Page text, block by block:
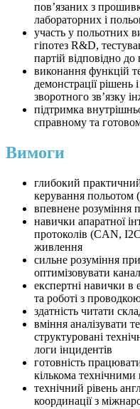
пов’язаних з
лабораторних і
участь у польотних
гіпотез R&D,
партій відповідно
виконання функцій
демонстрації рішень
зворотного зв’язку
підтримка
справному та
Вимоги
глибокий
керування польотом
впевнене розуміння
навички апаратної
протоколів (CAN,
живлення
сильне розуміння
оптимізовувати
експертні навички в
та роботі з
здатність читати
вміння аналізувати
структуровані
логи інцидентів
готовність
кількома технічними
технічний рівень
координації з